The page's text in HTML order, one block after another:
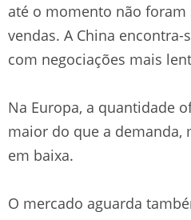
até o momento não foram
vendas. A China
com negociações mais
Na Europa, a quantidade
maior do que a demanda,
em baixa.
O mercado aguarda